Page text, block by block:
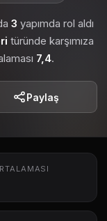
3 yapımda rol aldı
türünde karşımıza
7,4.
Paylaş